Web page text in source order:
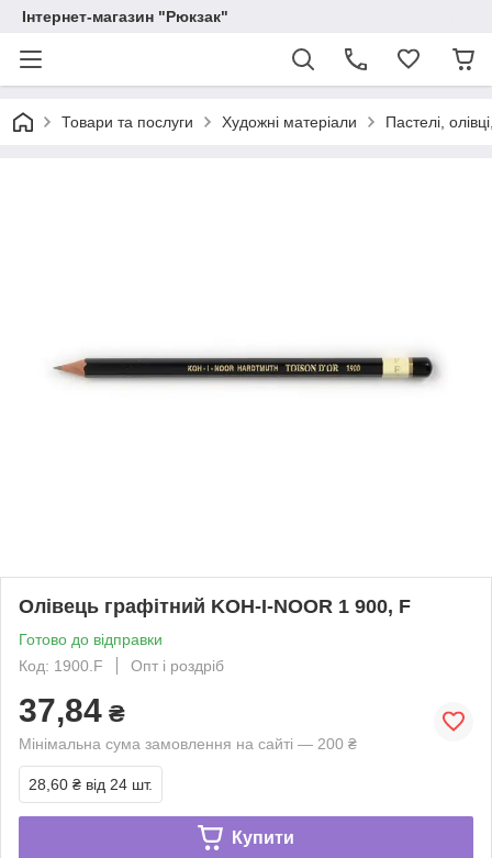
Інтернет-магазин "Рюкзак"
Товари та послуги Художні матеріали Пастелі,
Олівець графітний KOH-I-NOOR 1 900, F
Готово до відправки
Код: 1900.F
Опт і роздріб
37,84 ₴
Мінімальна сума замовлення на сайті — 200 ₴
28,60 ₴ від 24 шт.
Купити